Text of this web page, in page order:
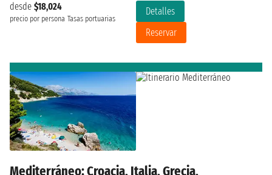
desde $18,024
precio por persona Tasas portuarias
Detalles
Reservar
Mediterráneo: Croacia, Italia, Grecia,